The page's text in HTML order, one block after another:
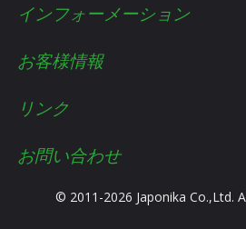
インフォーメーション
お客様情報
リンク
お問い合わせ
© 2011-2026 Japonika Co.,Ltd.